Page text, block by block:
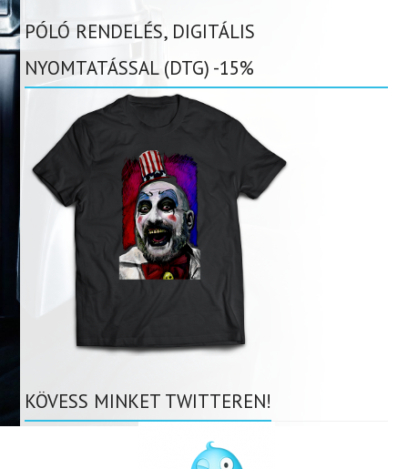
PÓLÓ RENDELÉS, DIGITÁLIS
NYOMTATÁSSAL (DTG) -15%
KÖVESS MINKET TWITTEREN!